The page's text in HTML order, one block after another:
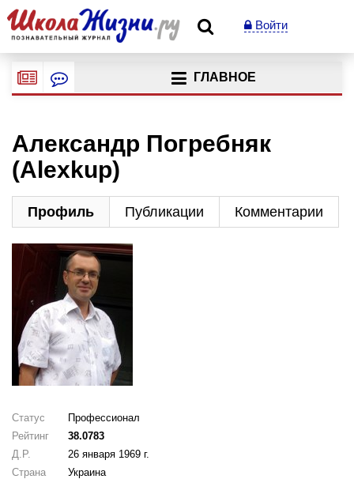
Войти
ГЛАВНОЕ
Александр Погребняк
(Alexkup)
Профиль Публикации Комментарии
Статус
Профессионал
Рейтинг
38.0783
Д.Р.
26 января 1969 г.
Страна
Украина